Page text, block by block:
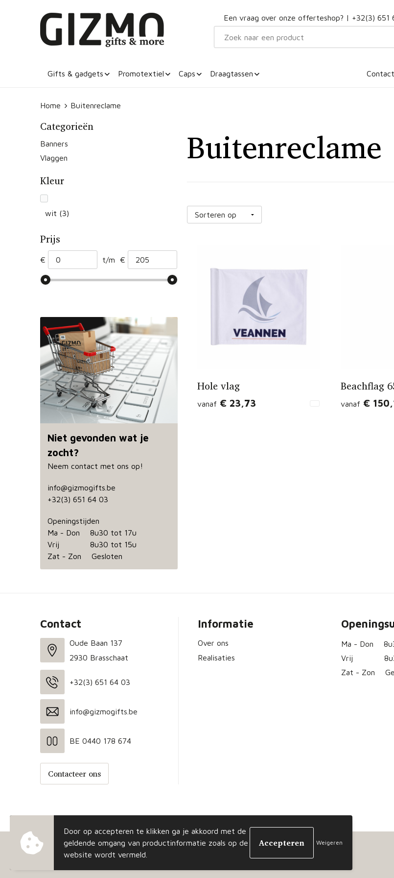
Een vraag over onze offerteshop? | +32(3) 651
Gifts & gadgets Promotextiel Caps Draagtassen Contact
Home Buitenreclame
Categorieën
Banners
Vlaggen
Kleur
wit (3)
Prijs
€ t/m €
Niet gevonden wat je
zocht?
Neem contact met ons op!
info@gizmogifts.be
+32(3) 651 64 03
Openingstijden
Ma - Don 8u30 tot 17u
Vrij 8u30 tot 15u
Zat - Zon Gesloten
Buitenreclame
Hole vlag
vanaf € 23,73
Beachflag
vanaf €
Contact
Oude Baan 137
2930 Brasschaat
+32(3) 651 64 03
info@gizmogifts.be
BE 0440 178 674
Contacteer ons
Informatie
Over ons
Realisaties
Ma - Don
Vrij
Zat - Zon
© Copyright Gizmo 2023
Door op accepteren te klikken ga je akkoord met de
geldende omgang van productinformatie zoals op de
website wordt vermeld.
Weigeren